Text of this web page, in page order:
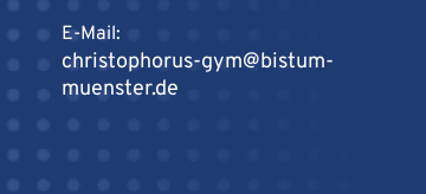
E-Mail:
christophorus-gym@bistum-
muenster.de